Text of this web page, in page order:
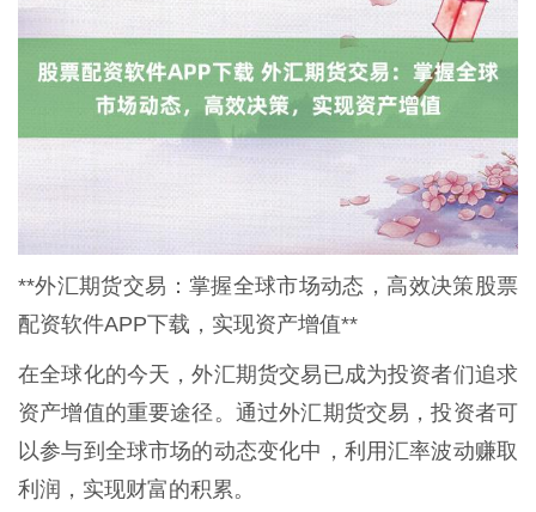
**外汇期货交易：掌握全球市场动态，高效决策股票
配资软件APP下载，实现资产增值**
在全球化的今天，外汇期货交易已成为投资者们追求
资产增值的重要途径。通过外汇期货交易，投资者可
以参与到全球市场的动态变化中，利用汇率波动赚取
利润，实现财富的积累。